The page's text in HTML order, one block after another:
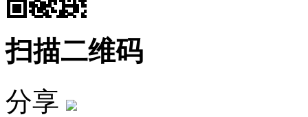
扫描二维码
分享